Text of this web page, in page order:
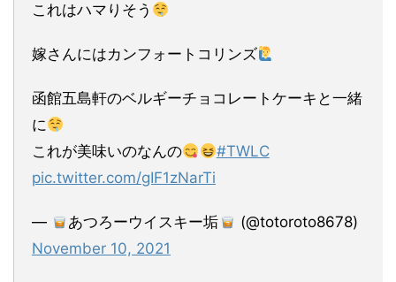
これはハマりそう
嫁さんにはカンフォートコリンズ
函館五島軒のベルギーチョコレートケーキと一緒
に
これが美味いのなんの
#TWLC
pic.twitter.com/gIF1zNarTi
— あつろーウイスキー垢
(@totoroto8678)
November 10, 2021